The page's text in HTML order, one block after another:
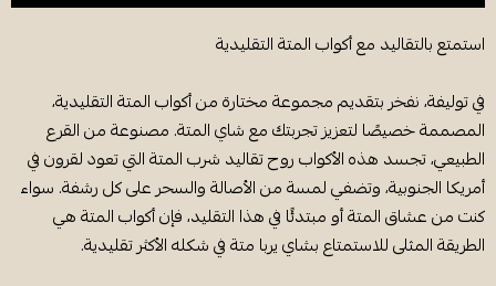
استمتع بالتقاليد مع أكواب المتة التقليدية
في توليفة، نفخر بتقديم مجموعة مختارة من أكواب المتة التقليدية،
المصممة خصيصًا لتعزيز تجربتك مع شاي المتة. مصنوعة من القرع
الطبيعي، تجسد هذه الأكواب روح تقاليد شرب المتة التي تعود لقرون في
أمريكا الجنوبية، وتضفي لمسة من الأصالة والسحر على كل رشفة. سواء
كنت من عشاق المتة أو مبتدئًا في هذا التقليد، فإن أكواب المتة هي
الطريقة المثلى للاستمتاع بشاي يربا متة في شكله الأكثر تقليدية.